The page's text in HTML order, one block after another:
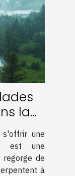
la
une
est une
regorge de
à